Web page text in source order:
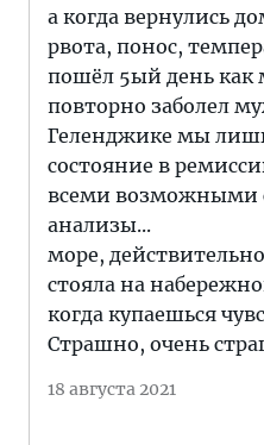
а когда вернулись
рвота, понос,
пошёл 5ый день как
повторно заболел
Геленджике мы
состояние в
всеми возможными
анализы...
море,
стояла на
когда купаешься
Страшно, очень
18 августа 2021